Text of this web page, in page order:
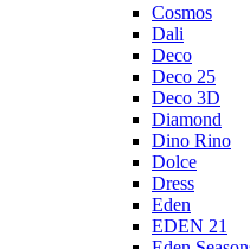
Cosmos
Dali
Deco
Deco 25
Deco 3D
Diamond
Dino Rino
Dolce
Dress
Eden
EDEN 21